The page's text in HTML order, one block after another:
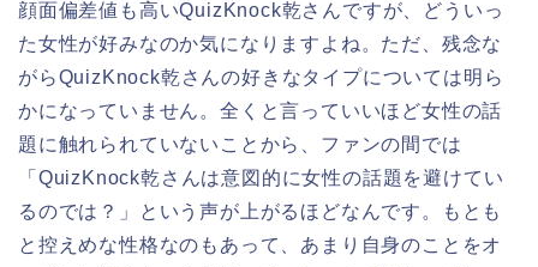
顔面偏差値も高いQuizKnock乾さんですが、どういっ
た女性が好みなのか気になりますよね。ただ、残念な
がらQuizKnock乾さんの好きなタイプについては明ら
かになっていません。全くと言っていいほど女性の話
題に触れられていないことから、ファンの間では
「QuizKnock乾さんは意図的に女性の話題を避けてい
るのでは？」という声が上がるほどなんです。もとも
と控えめな性格なのもあって、あまり自身のことをオ